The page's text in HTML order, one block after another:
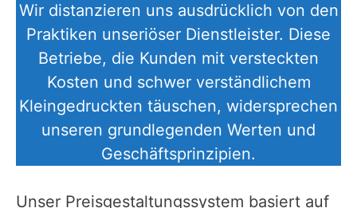
Wir distanzieren uns ausdrücklich von den
Praktiken unseriöser Dienstleister. Diese
Betriebe, die Kunden mit versteckten
Kosten und schwer verständlichem
Kleingedruckten täuschen, widersprechen
unseren grundlegenden Werten und
Geschäftsprinzipien.
Unser Preisgestaltungssystem basiert auf